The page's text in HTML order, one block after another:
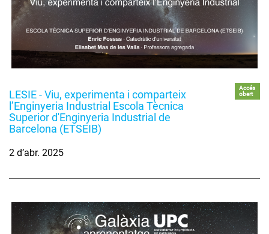
LESIE - Viu, experimenta i comparteix
l’Enginyeria Industrial Escola Tècnica
Superior d'Enginyeria Industrial de
Barcelona (ETSEIB)
Accés
obert
2 d’abr. 2025